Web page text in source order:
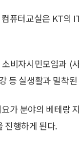
퓨터교실은 KT의
비자시민모임과 (
등 실생활과 밀착
가 분야의 베테랑
진행하게 된다.